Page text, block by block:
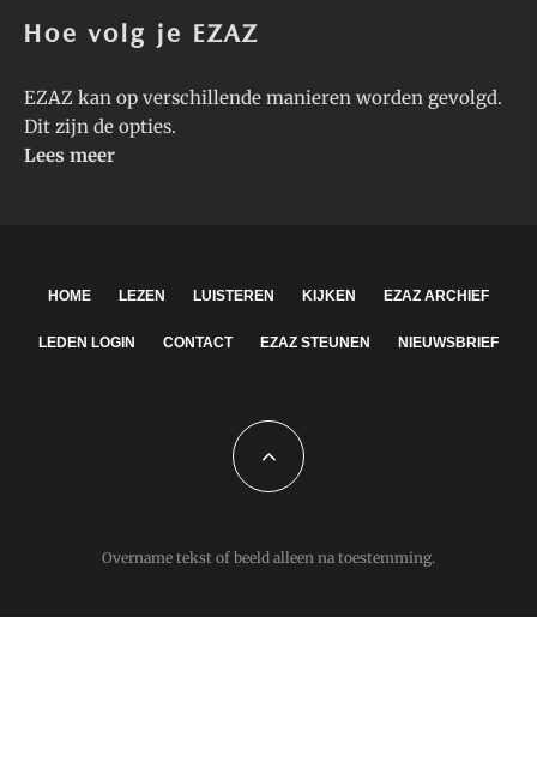
Hoe volg je EZAZ
EZAZ kan op verschillende manieren worden gevolgd.
Dit zijn de opties.
Lees meer
HOME LEZEN LUISTEREN KIJKEN EZAZ ARCHIEF
LEDEN LOGIN CONTACT EZAZ STEUNEN NIEUWSBRIEF
Overname tekst of beeld alleen na toestemming.